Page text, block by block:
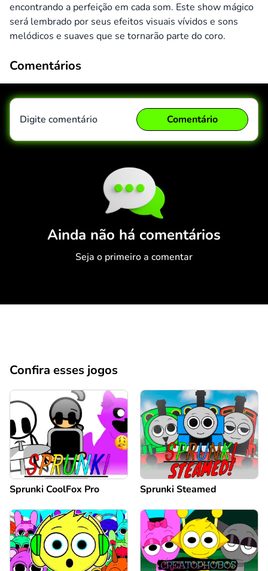
encontrando a perfeição em cada som. Este show mágico
será lembrado por seus efeitos visuais vívidos e sons
melódicos e suaves que se tornarão parte do coro.
Comentários
Ainda não há comentários
Seja o primeiro a comentar
Digite comentário Comentário
Confira esses jogos
Sprunki CoolFox Pro Sprunki Steamed